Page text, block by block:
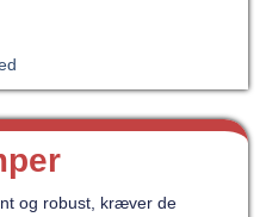
og robust, kræver de